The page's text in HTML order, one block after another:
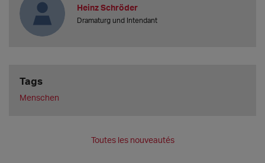
Heinz Schröder
Dramaturg und Intendant
Tags
Menschen
Toutes les nouveautés